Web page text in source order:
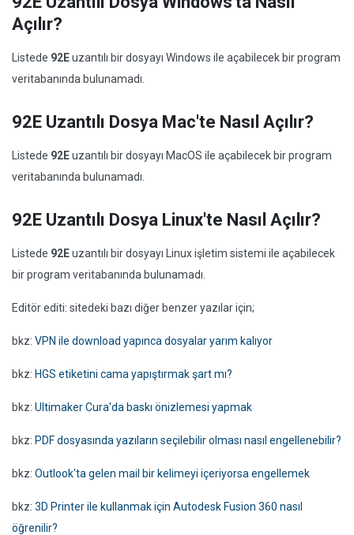
Açılır?
Listede 92Euzantılı bir dosyayı Windows ile açabilecek bir program
veritabanında bulunamadı.
92E Uzantılı Dosya Mac'te Nasıl Açılır?
Listede 92Euzantılı bir dosyayı MacOS ile açabilecek bir program
veritabanında bulunamadı.
92E Uzantılı Dosya Linux'te Nasıl Açılır?
Listede 92Euzantılı bir dosyayı Linux işletim sistemi ile açabilecek
bir program veritabanında bulunamadı.
Editör editi: sitedeki bazı diğer benzer yazılar için;
bkz: VPN ile download yapınca dosyalar yarım kalıyor
bkz: HGS etiketini cama yapıştırmak şart mı?
bkz: Ultimaker Cura'da baskı önizlemesi yapmak
bkz: PDF dosyasında yazıların seçilebilir olması nasıl engellenebilir?
bkz: Outlook'ta gelen mail bir kelimeyi içeriyorsa engellemek
bkz: 3D Printer ile kullanmak için Autodesk Fusion 360 nasıl
öğrenilir?